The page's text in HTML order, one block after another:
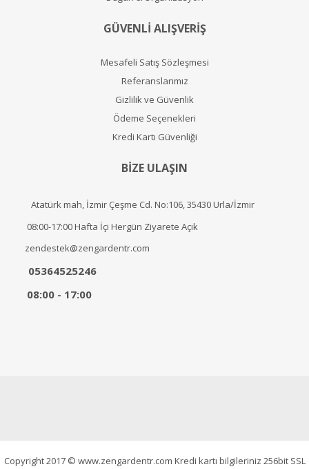
GÜVENLİ ALIŞVERİŞ
Mesafeli Satış Sözleşmesi
Referanslarımız
Gizlilik ve Güvenlik
Ödeme Seçenekleri
Kredi Kartı Güvenliği
BİZE ULAŞIN
Atatürk mah, İzmir Çeşme Cd. No:106, 35430 Urla/İzmir
08:00-17:00 Hafta İçi Hergün Ziyarete Açık
zendestek@zengardentr.com
05364525246
08:00 - 17:00
Copyright 2017 © www.zengardentr.com Kredi kartı bilgileriniz 256bit SSL